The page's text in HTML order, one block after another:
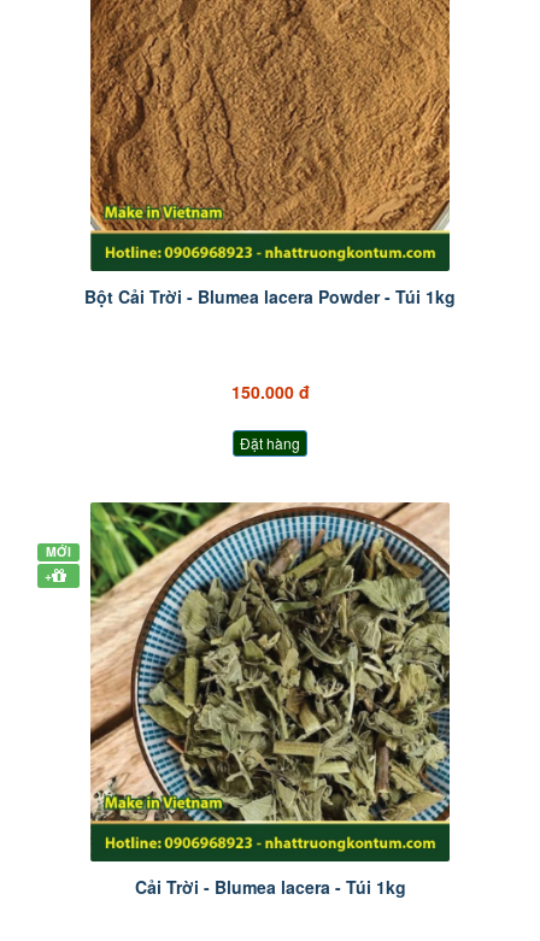
Bột Cải Trời - Blumea lacera Powder - Túi 1kg
150.000 đ
Đặt hàng
MỚI
+
Cải Trời - Blumea lacera - Túi 1kg